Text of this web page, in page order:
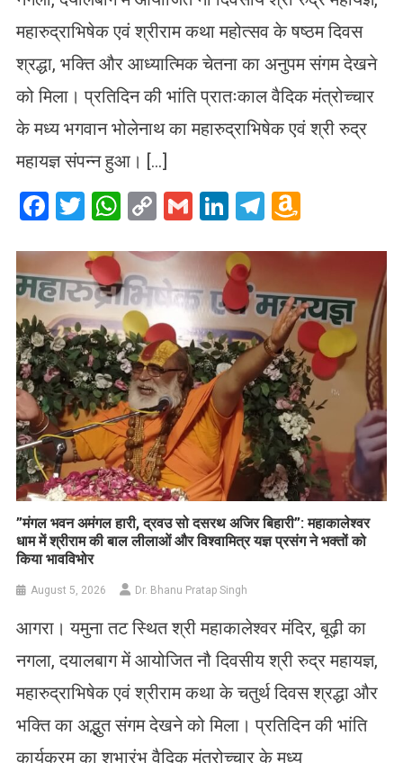
महारुद्राभिषेक एवं श्रीराम कथा महोत्सव के षष्ठम दिवस
श्रद्धा, भक्ति और आध्यात्मिक चेतना का अनुपम संगम देखने
को मिला। प्रतिदिन की भांति प्रातःकाल वैदिक मंत्रोच्चार
के मध्य भगवान भोलेनाथ का महारुद्राभिषेक एवं श्री रुद्र
महायज्ञ संपन्न हुआ। […]
Facebook
Twitter
WhatsApp
CopyGmailLinkedIn
Telegram
List
​”मंगल भवन अमंगल हारी, द्रवउ सो दसरथ अजिर बिहारी”: महाकालेश्वर
धाम में श्रीराम की बाल लीलाओं और विश्वामित्र यज्ञ प्रसंग ने भक्तों को
किया भावविभोर
August 5, 2026 Dr. Bhanu Pratap Singh
आगरा। यमुना तट स्थित श्री महाकालेश्वर मंदिर, बूढ़ी का
नगला, दयालबाग में आयोजित नौ दिवसीय श्री रुद्र महायज्ञ,
महारुद्राभिषेक एवं श्रीराम कथा के चतुर्थ दिवस श्रद्धा और
भक्ति का अद्भुत संगम देखने को मिला। प्रतिदिन की भांति
कार्यक्रम का शुभारंभ वैदिक मंत्रोच्चार के मध्य